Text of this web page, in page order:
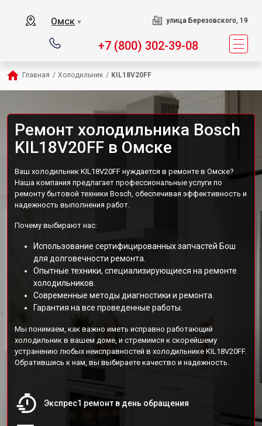
Омск ▼ улица Березовского, 19
+7 (800) 302-39-08
Главная / Холодильник / KIL18V20FF
Ремонт холодильника Bosch
KIL18V20FF в Омске
Ваш холодильник KIL18V20FF нуждается в ремонте в Омске?
Наша компания предлагает профессиональные услуги по
ремонту бытовой техники Bosch, обеспечивая эффективность и
надежность выполнения работ.
Почему выбирают нас:
Использование сертифицированных запчастей Бош
для долговечности ремонта.
Опытные техники, специализирующиеся на ремонте
холодильников.
Современные методы диагностики и ремонта.
Гарантия на все проведенные работы.
Мы понимаем, как важно иметь исправно работающий
холодильник в вашем доме, и стремимся к скорейшему
устранению любых неисправностей в холодильнике KIL18V20FF.
Обратившись к нам, вы выбираете качество и надежность.
Экспрес1 ремонт в день обращения